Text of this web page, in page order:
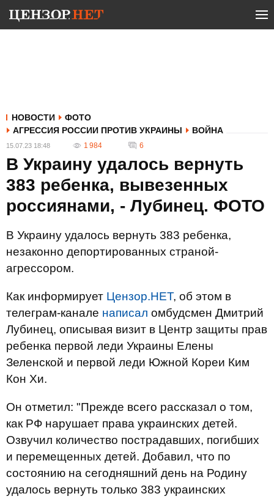
НОВОСТИ
ФОТО
АГРЕССИЯ РОССИИ ПРОТИВ УКРАИНЫ
ВОЙНА
15.07.23 18:48 1 984 6
В Украину удалось вернуть
383 ребенка, вывезенных
россиянами, - Лубинец. ФОТО
В Украину удалось вернуть 383 ребенка,
незаконно депортированных страной-
агрессором.
Как информирует Цензор.НЕТ, об этом в
телеграм-канале написал омбудсмен Дмитрий
Лубинец, описывая визит в Центр защиты прав
ребенка первой леди Украины Елены
Зеленской и первой леди Южной Кореи Ким
Кон Хи.
Он отметил: "Прежде всего рассказал о том,
как РФ нарушает права украинских детей.
Озвучил количество пострадавших, погибших
и перемещенных детей. Добавил, что по
состоянию на сегодняшний день на Родину
удалось вернуть только 383 украинских